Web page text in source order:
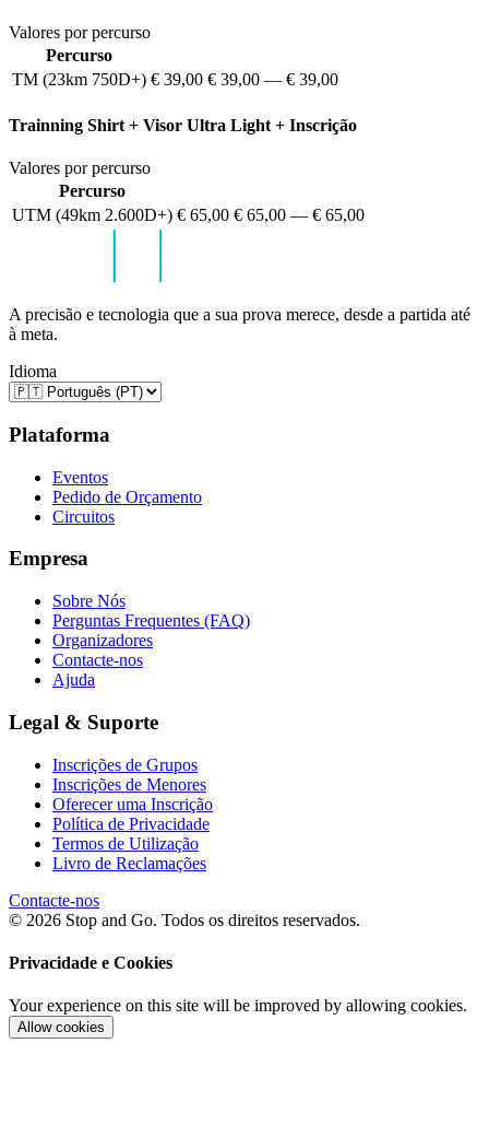
Valores por percurso
Percurso
TM (23km 750D+) € 39,00 € 39,00 — € 39,00
Trainning Shirt + Visor Ultra Light + Inscrição
Valores por percurso
Percurso
UTM (49km 2.600D+) € 65,00 € 65,00 — € 65,00
A precisão e tecnologia que a sua prova merece, desde a partida até
à meta.
Idioma
Plataforma
Eventos
Pedido de Orçamento
Circuitos
Empresa
Sobre Nós
Perguntas Frequentes (FAQ)
Organizadores
Contacte-nos
Ajuda
Legal & Suporte
Inscrições de Grupos
Inscrições de Menores
Oferecer uma Inscrição
Política de Privacidade
Termos de Utilização
Livro de Reclamações
Contacte-nos
© 2026 Stop and Go. Todos os direitos reservados.
Privacidade e Cookies
Your experience on this site will be improved by allowing cookies.
Allow cookies